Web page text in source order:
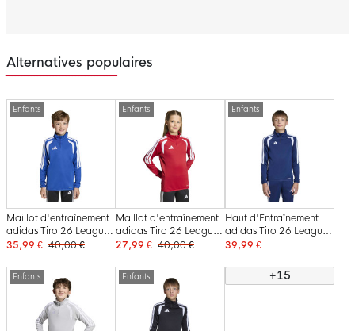
Alternatives populaires
Enfants
Maillot d'entraînement
adidas Tiro 26 League
pour Enfants, bleu et
35,99 € 40,00 €
Enfants
Maillot d'entraînement
adidas Tiro 26 League
pour Enfants, rouge et
27,99 € 40,00 €
Enfants
Haut d'Entraînement
adidas Tiro 26 League
pour Enfants, bleu
39,99 €
Enfants Enfants +15